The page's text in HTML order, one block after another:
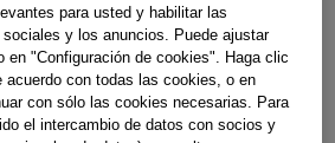
Autónoma donde
dependiente.
para usted y habilitar las
y los anuncios. Puede ajustar
en "Configuración de cookies". Haga clic
con todas las cookies, o en
con sólo las cookies necesarias. Para
el intercambio de datos con socios y